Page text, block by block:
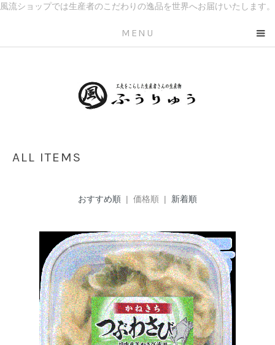
風流ショップでは生産者のこだわりの逸品を世界へお届けいたします。
MENU
ALL ITEMS
おすすめ順 | 価格順 | 新着順